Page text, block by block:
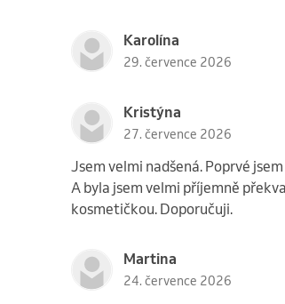
Karolína
29. července 2026
Kristýna
27. července 2026
Jsem velmi nadšená. Poprvé
A byla jsem velmi příjemně
kosmetičkou. Doporučuji.
Martina
24. července 2026